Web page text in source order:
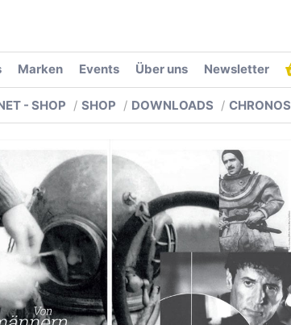
Marken Events Über uns Newsletter
- SHOP SHOP DOWNLOADS CHRONOS